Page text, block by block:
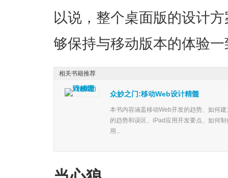
以说，整个桌面版的设计
够保持与移动版本的体验
众妙之门:移动Web设计精髓
本书内容涵盖移动Web开发的趋势、如何
的趋势和误区、iPad应用开发要点、如何
用...
相关书籍推荐